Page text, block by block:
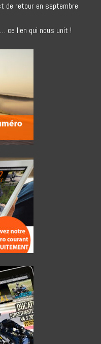
de retour en septembre
ce lien qui nous unit !